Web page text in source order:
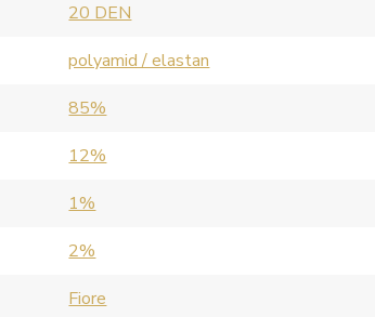
20 DEN
polyamid / elastan
85%
12%
1%
2%
Fiore